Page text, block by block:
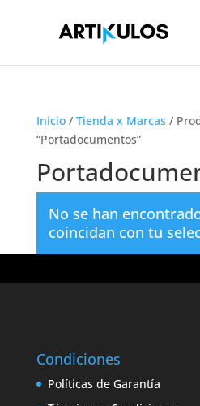
Inicio/ Tienda x Marcas /
“Portadocumentos”
No se han
coincidan con tu
Condiciones
Políticas de Garantía